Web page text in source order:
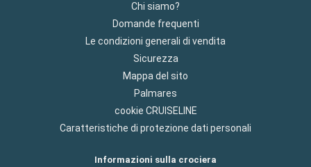
Chi siamo?
Domande frequenti
Le condizioni generali di vendita
Sicurezza
Mappa del sito
Palmares
cookie CRUISELINE
Caratteristiche di protezione dati personali
Informazioni sulla crociera